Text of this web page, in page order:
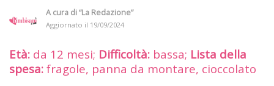
A cura di“La Redazione”
Aggiornato il 19/09/2024
Età: da 12 mesi; Difficoltà: bassa; Lista della
spesa: fragole, panna da montare, cioccolato